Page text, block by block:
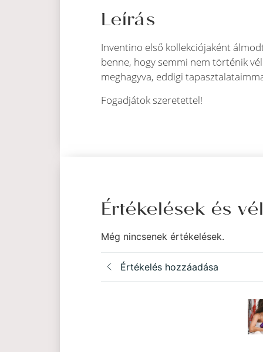
Leírás
Inventino első kollekciójaként
benne, hogy semmi nem történik
meghagyva, eddigi
Fogadjátok szeretettel!
Értékelések és
Még nincsenek értékelések.
Értékelés hozzáadása